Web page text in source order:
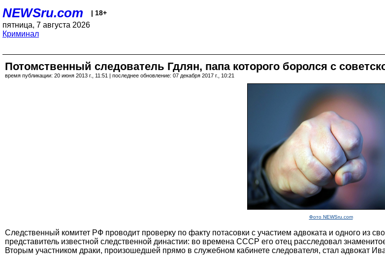
NEWSru.com | 18+
пятница, 7 августа 2026
Криминал
Потомственный следователь Гдлян, папа которого боролся с
время публикации: 20 июня 2013 г., 11:51 | последнее обновление: 07 декабря 2017 г., 10:21
Фото NEWSru.com
Следственный комитет РФ проводит проверку по факту потасовки с участием адвоката и одного из
представитель известной следственной династии: во времена СССР его отец расследовал
Вторым участником драки, произошедшей прямо в служебном кабинете следователя, стал адвокат